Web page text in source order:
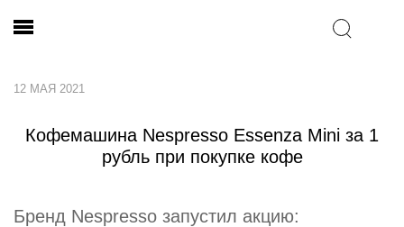
12 МАЯ 2021
Кофемашина Nespresso Essenza Mini за 1
рубль при покупке кофе
Бренд Nespresso запустил акцию: